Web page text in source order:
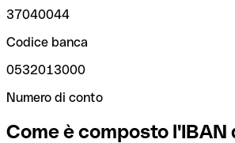
37040044
Codice banca
0532013000
Numero di conto
Come è composto